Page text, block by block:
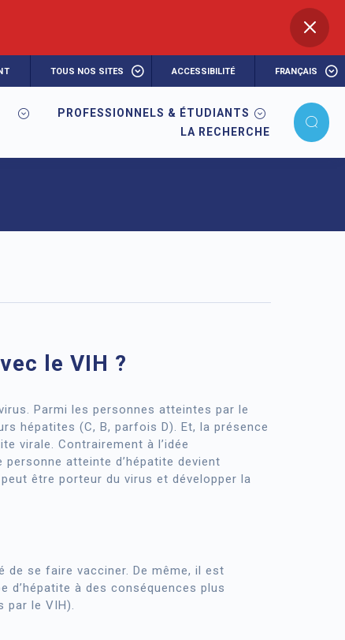
TOUS NOS SITES ACCESSIBILITÉ FRANÇAIS
PROFESSIONNELS & ÉTUDIANTS
LA RECHERCHE
le VIH ?
Parmi les personnes atteintes par le
hépatites (C, B, parfois D). Et, la présence
virale. Contrairement à l’idée
atteinte d’hépatite devient
être porteur du virus et développer la
de se faire vacciner. De même, il est
d’hépatite à des conséquences plus
par le VIH).